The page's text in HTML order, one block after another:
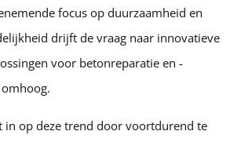
focus op duurzaamheid en
drijft de vraag naar innovatieve
voor betonreparatie en -
in op deze trend door voortdurend te